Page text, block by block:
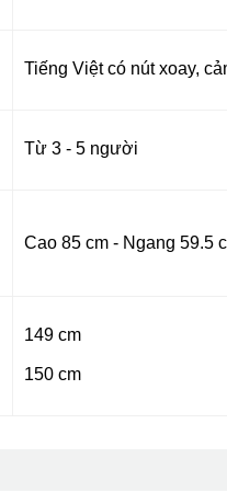
Tiếng Việt có nút xoay,
Từ 3 - 5 người
Cao 85 cm - Ngang 59.5
149 cm
150 cm